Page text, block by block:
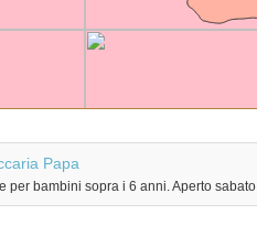
Papa
per bambini sopra i 6 anni. Aperto